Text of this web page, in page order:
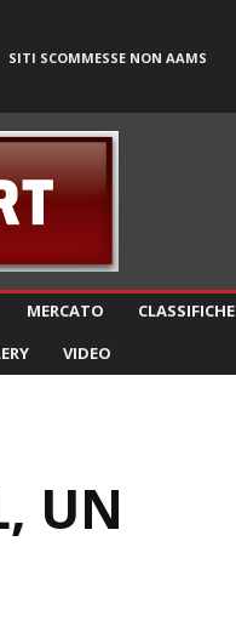
SITI SCOMMESSE NON AAMS
MERCATO
CLASSIFICHE
VIDEO
UN